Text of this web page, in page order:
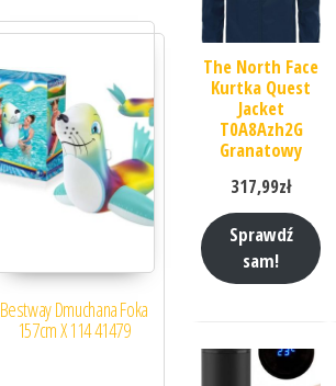
Bestway Dmuchana Foka
157cm X 114 41479
The North Face
Kurtka Quest
Jacket
T0A8Azh2G
Granatowy
317,99zł
Sprawdź
sam!